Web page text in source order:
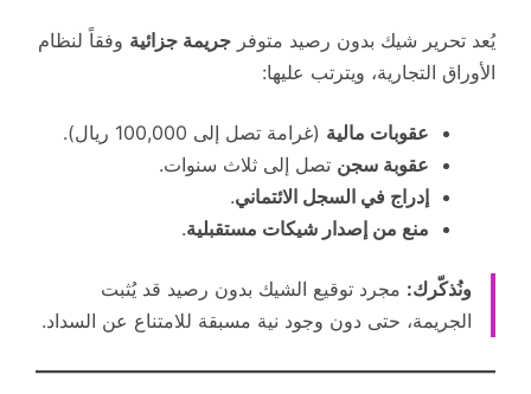
يُعد تحرير شيك بدون رصيد متوفر جريمة جزائية وفقاً لنظام
الأوراق التجارية، ويترتب عليها:
عقوبات مالية (غرامة تصل إلى 100,000 ريال).
عقوبة سجن تصل إلى ثلاث سنوات.
إدراج في السجل الائتماني.
منع من إصدار شيكات مستقبلية.
ونُذكّرك: مجرد توقيع الشيك بدون رصيد قد يُثبت
الجريمة، حتى دون وجود نية مسبقة للامتناع عن السداد.